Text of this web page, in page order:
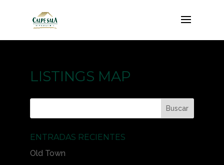
LISTINGS MAP
ENTRADAS RECIENTES
Old Town